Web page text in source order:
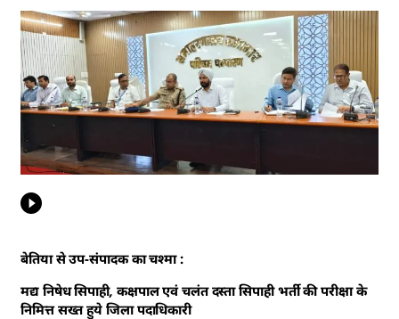
बेतिया से उप-संपादक का चश्मा :
मद्य निषेध सिपाही, कक्षपाल एवं चलंत दस्ता सिपाही भर्ती की परीक्षा के
निमित्त सख्त हुये जिला पदाधिकारी